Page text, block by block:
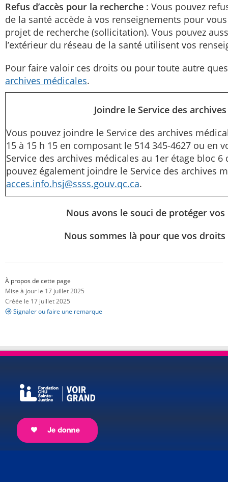
Refus d’accès pour la recherche : Vous pouvez
de la santé accède à vos renseignements pour
projet de recherche (sollicitation). Vous pouvez
l’extérieur du réseau de la santé utilisent vos
Pour faire valoir ces droits ou pour toute autre
archives médicales.
Joindre le Service des
Vous pouvez joindre le Service des archives
15 à 15 h 15 en composant le 514 345-4627 ou en
Service des archives médicales au 1er étage bloc 6
pouvez également joindre le Service des archives
acces.info.hsj@ssss.gouv.qc.ca.
Nous avons le souci de protéger
Nous sommes là pour que vos
À propos de cette page
Mise à jour le 17 juillet 2025
Créée le 17 juillet 2025
Signaler ou faire une remarque